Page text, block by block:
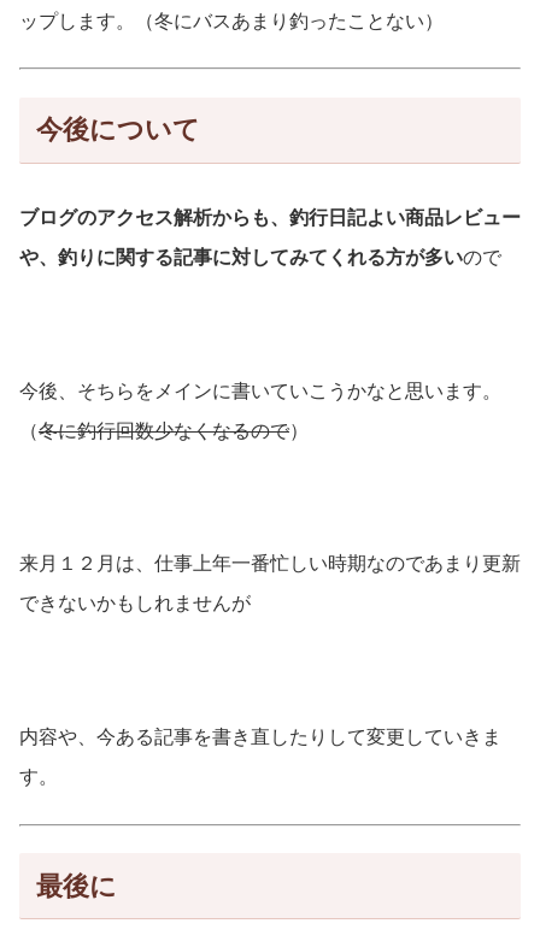
ップします。（冬にバスあまり釣ったことない）
今後について
ブログのアクセス解析からも、釣行日記よい商品レビュー
や、釣りに関する記事に対してみてくれる方が多いので
今後、そちらをメインに書いていこうかなと思います。
（冬に釣行回数少なくなるので）
来月１２月は、仕事上年一番忙しい時期なのであまり更新
できないかもしれませんが
内容や、今ある記事を書き直したりして変更していきま
す。
最後に